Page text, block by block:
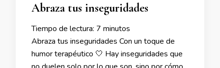
Abraza tus inseguridades
Tiempo de lectura: 7 minutos
Abraza tus inseguridades Con un toque de
humor terapéutico 🤍 Hay inseguridades que